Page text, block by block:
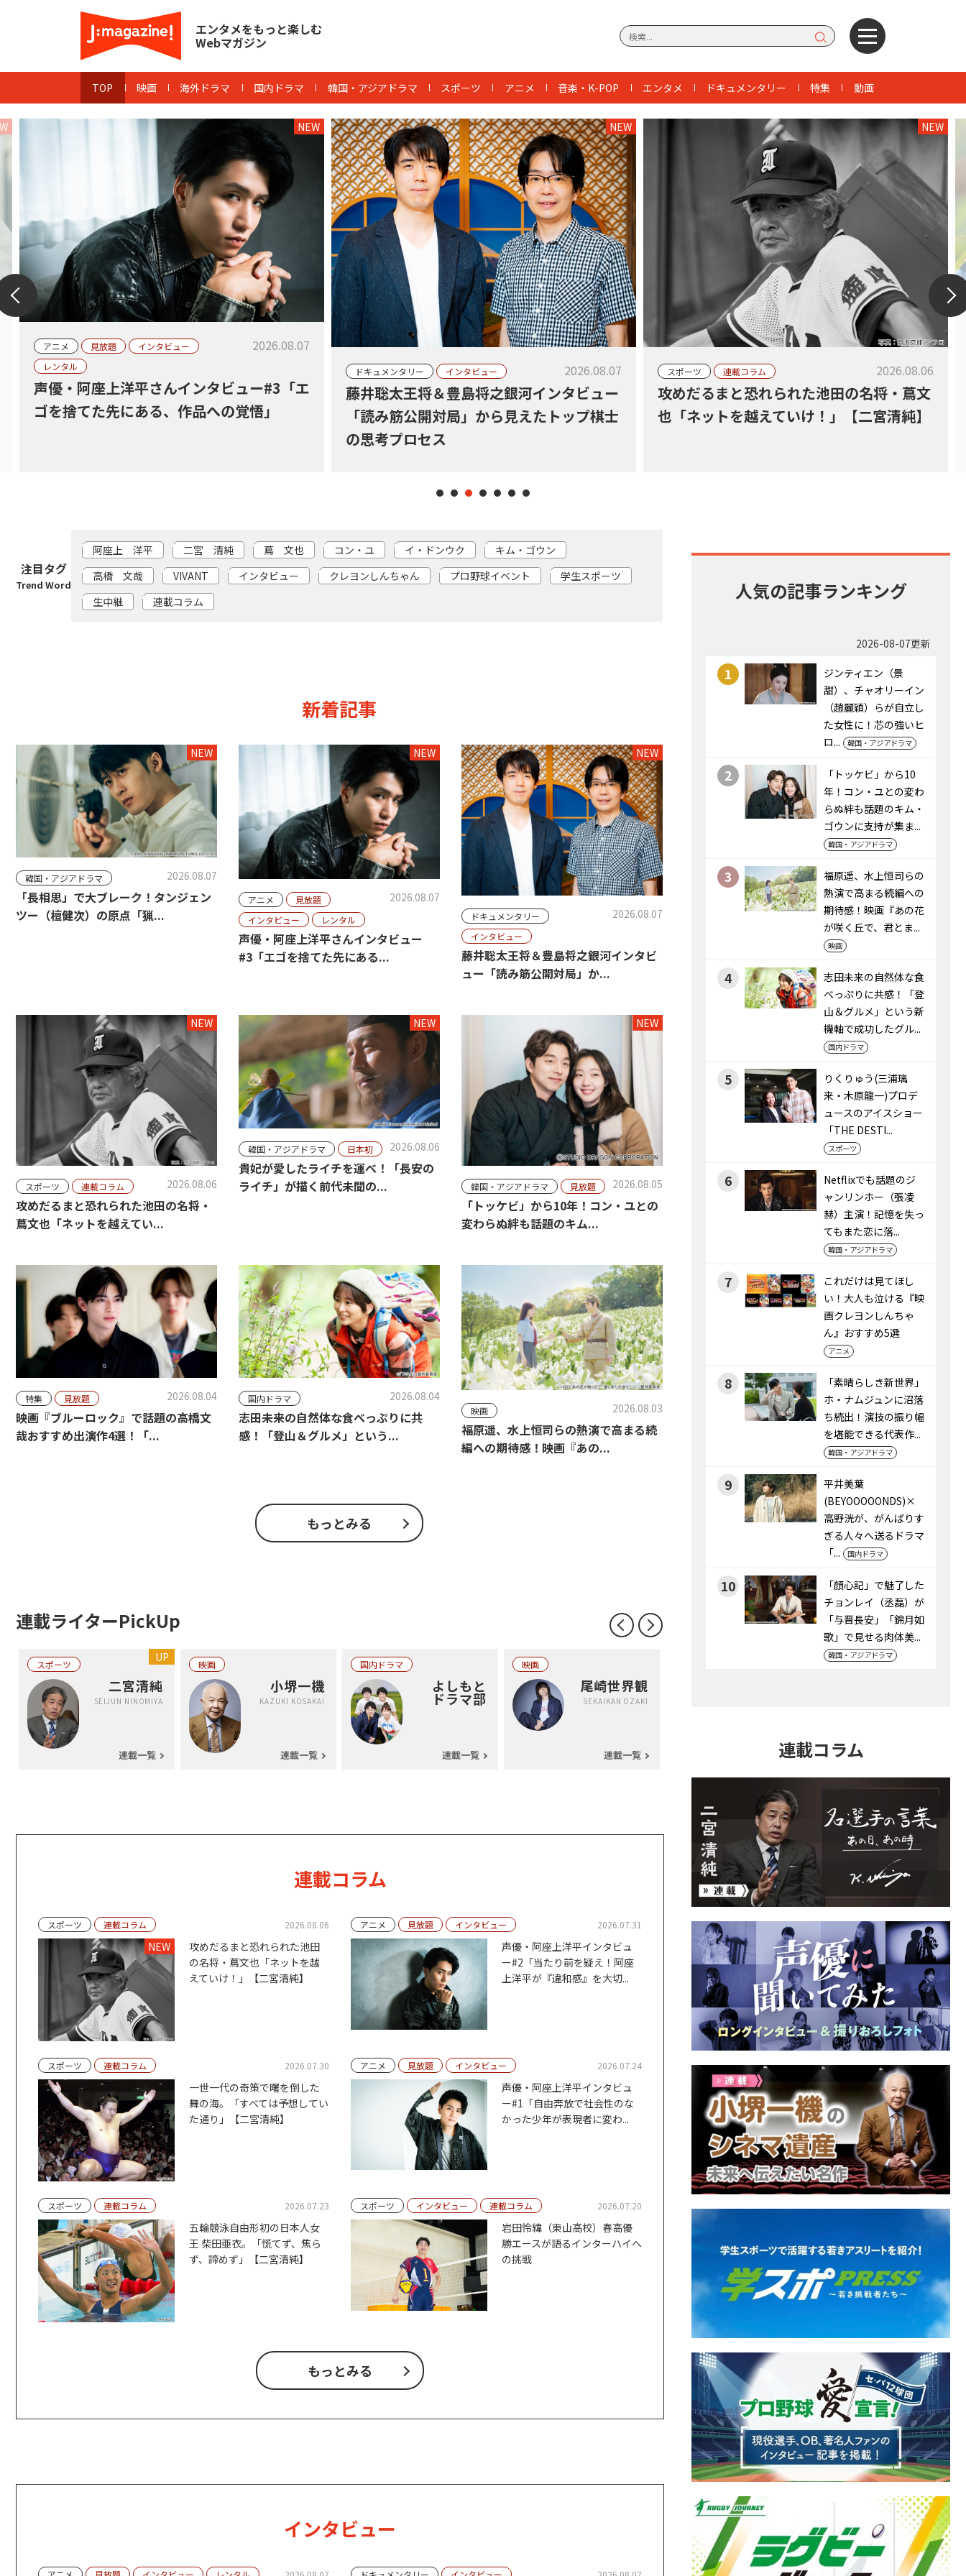
エンタメをもっと楽しむ
Webマガジン
TOP 映画 海外ドラマ 国内ドラマ 韓国・アジアドラマ スポーツ アニメ 音楽・K-POP エンタメ ドキュメンタリー 特集 動画
NEW
アニメ 見放題
インタビュー
レンタル
2026.08.07
声優・阿座上洋平さんインタビュー#3「エ
ゴを捨てた先にある、作品への覚悟」
NEW
ドキュメンタリー インタビュー 2026.08.07
藤井聡太王将＆豊島将之銀河インタビュー
「読み筋公開対局」から見えたトップ棋士
の思考プロセス
NEW
スポーツ 連載コラム 2026.08.06
攻めだるまと恐れられた池田の名将・蔦文
也「ネットを越えていけ！」【二宮清純】
注目タグ
Trend Word
阿座上 洋平 二宮 清純 蔦 文也 コン・ユ イ・ドンウク
キム・ゴウン
高橋 文哉
VIVANT インタビュー クレヨンしんちゃん プロ野球イベント
学生スポーツ
生中継
連載コラム
新着記事
NEW
韓国・アジアドラマ 2026.08.07
「長相思」で大ブレーク！タンジェン
ツー（檀健次）の原点「猟...
NEW
アニメ
見放題
インタビュー
レンタル
2026.08.07
声優・阿座上洋平さんインタビュー
#3「エゴを捨てた先にある...
NEW
ドキュメンタリー
インタビュー
2026.08.07
藤井聡太王将＆豊島将之銀河インタビ
ュー「読み筋公開対局」か...
NEW
スポーツ 連載コラム 2026.08.06
攻めだるまと恐れられた池田の名将・
蔦文也「ネットを越えてい...
NEW
韓国・アジアドラマ 日本初 2026.08.06
貴妃が愛したライチを運べ！「長安の
ライチ」が描く前代未聞の...
NEW
韓国・アジアドラマ 見放題 2026.08.05
「トッケビ」から10年！コン・ユとの
変わらぬ絆も話題のキム...
特集 見放題 2026.08.04
映画『ブルーロック』で話題の高橋文
哉おすすめ出演作4選！「...
国内ドラマ 2026.08.04
志田未来の自然体な食べっぷりに共
感！「登山＆グルメ」という...
映画 2026.08.03
福原遥、水上恒司らの熱演で高まる続
編への期待感！映画『あの...
もっとみる
連載ライターPickUp
スポーツ
UP
二宮清純
SEIJUN NINOMIYA
連載一覧
映画
小堺一機
KAZUKI KOSAKAI
連載一覧
国内ドラマ
よしもと
ドラマ部
連載一覧
映画
尾崎世界観
SEKAIKAN OZAKI
連載一覧 連載一覧
アニメ
連載コラム
スポーツ 連載コラム 2026.08.06
NEW
攻めだるまと恐れられた池田
の名将・蔦文也「ネットを越
えていけ！」【二宮清純】
アニメ 見放題 インタビュー 2026.07.31
声優・阿座上洋平インタビュ
ー#2「当たり前を疑え！阿座
上洋平が『違和感』を大切...
スポーツ 連載コラム 2026.07.30
一世一代の奇策で曙を倒した
舞の海。「すべては予想してい
た通り」【二宮清純】
アニメ 見放題 インタビュー 2026.07.24
声優・阿座上洋平インタビュ
ー#1「自由奔放で社会性のな
かった少年が表現者に変わ...
スポーツ 連載コラム 2026.07.23
五輪競泳自由形初の日本人女
王 柴田亜衣。「慌てず、焦ら
ず、諦めず」【二宮清純】
スポーツ インタビュー 連載コラム 2026.07.20
岩田怜緯（東山高校）春高優
勝エースが語るインターハイへ
の挑戦
もっとみる
インタビュー
人気の記事ランキング
2026-08-07更新
1
ジンティエン（景
甜）、チャオリーイン
（趙麗穎）らが自立し
た女性に！芯の強いヒ
ロ...
韓国・アジアドラマ
2
「トッケビ」から10
年！コン・ユとの変わ
らぬ絆も話題のキム・
ゴウンに支持が集ま...
韓国・アジアドラマ
3
福原遥、水上恒司らの
熱演で高まる続編への
期待感！映画『あの花
が咲く丘で、君とま...
映画
4
志田未来の自然体な食
べっぷりに共感！「登
山＆グルメ」という新
機軸で成功したグル...
国内ドラマ
5
りくりゅう(三浦璃
来・木原龍一)プロデ
ュースのアイスショー
「THE DESTI...
スポーツ
6
Netflixでも話題のジ
ャンリンホー（張凌
赫）主演！記憶を失っ
てもまた恋に落...
韓国・アジアドラマ
7
これだけは見てほし
い！大人も泣ける『映
画クレヨンしんちゃ
ん』おすすめ5選
アニメ
8
「素晴らしき新世界」
ホ・ナムジュンに沼落
ち続出！演技の振り幅
を堪能できる代表作...
韓国・アジアドラマ
9
平井美葉
(BEYOOOOONDS)×
高野洸が、がんばりす
ぎる人々へ送るドラマ
「...
国内ドラマ
10
「顔心記」で魅了した
チョンレイ（丞磊）が
「与晋長安」「錦月如
歌」で見せる肉体美...
韓国・アジアドラマ
連載コラム